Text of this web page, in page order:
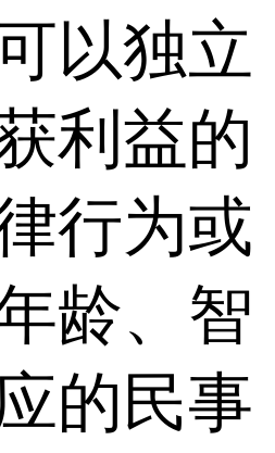
以独立
利益的
行为或
龄、智
的民事